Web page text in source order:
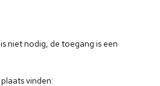
niet nodig, de toegang is een
vinden: